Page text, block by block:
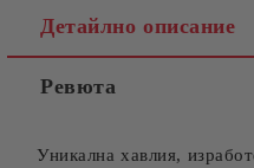
Ние ще се свържем с вас в
Детайлно описание
Ревюта
Уникална хавлия,